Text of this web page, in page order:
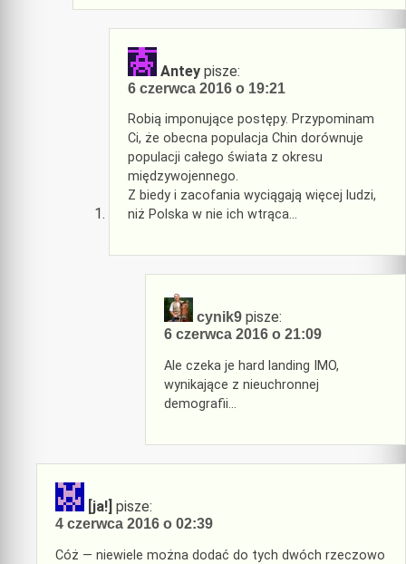
Antey pisze:
6 czerwca 2016 o 19:21
Robią imponujące postępy. Przypominam
Ci, że obecna populacja Chin dorównuje
populacji całego świata z okresu
międzywojennego.
Z biedy i zacofania wyciągają więcej ludzi,
niż Polska w nie ich wtrąca…
cynik9 pisze:
6 czerwca 2016 o 21:09
Ale czeka je hard landing IMO,
wynikające z nieuchronnej
demografii…
[ja!] pisze:
4 czerwca 2016 o 02:39
Cóż — niewiele można dodać do tych dwóch rzeczowo